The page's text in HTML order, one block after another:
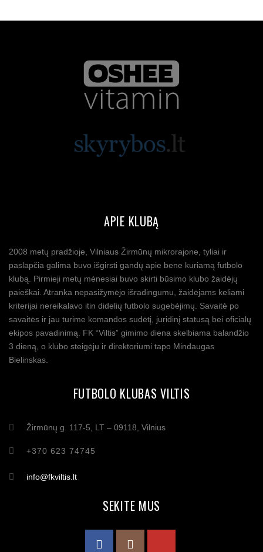
APIE KLUBĄ
2008 metų pradžioje, Vilniaus Žirmūnų mikrorajone, tyliai ir
paslapčia galima buvo išgirsti gandų apie bene kuriamą futbolo
klubą. Pirmieji metų mėnesiai buvo skirti būsimo klubo žaidėjų
paieškai. Atranka nepasižymėjo išradingumu, žaidėjams keliami
kriterijai nereikalavo itin didelių futbolo sugebėjimų. Savaitė po
savaitės ir jau turime komandos sudėtį, juridinį statusą bei oficialų
ekipos pavadinimą. FK “Viltis” gimimo diena skelbiama balandžio
3 dieną, o klubo steigėju ir direktoriumi tapo Mindaugas
Bielinskas.
FUTBOLO KLUBAS VILTIS
Žirmūnų g. 117-5, LT – 09118, Vilnius
+370 623 74745
info@fkviltis.lt
SEKITE MUS